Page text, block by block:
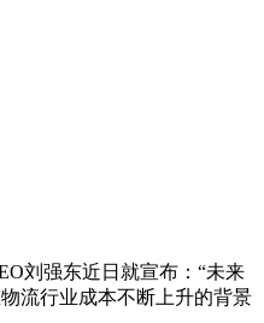
刘强东近日就宣布：“未来
流行业成本不断上升的背景